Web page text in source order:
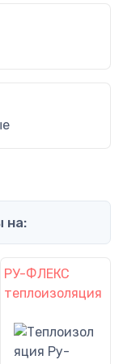
на:
РУ-ФЛЕКС
теплоизоляция